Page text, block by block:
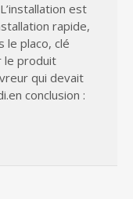
L’installation est
rapide,
le placo, clé
le produit
qui devait
conclusion :